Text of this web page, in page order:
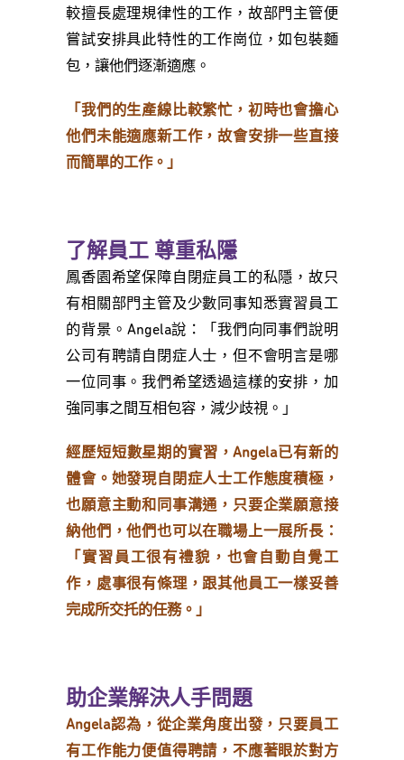
較擅長處理規律性的工作，故部門主管便
嘗試安排具此特性的工作崗位，如包裝麵
包，讓他們逐漸適應。
「我們的生產線比較繁忙，初時也會擔心
他們未能適應新工作，故會安排一些直接
而簡單的工作。」
了解員工 尊重私隱
鳳香園希望保障自閉症員工的私隱，故只
有相關部門主管及少數同事知悉實習員工
的背景。Angela說：「我們向同事們說明
公司有聘請自閉症人士，但不會明言是哪
一位同事。我們希望透過這樣的安排，加
強同事之間互相包容，減少歧視。」
經歷短短數星期的實習，Angela已有新的
體會。她發現自閉症人士工作態度積極，
也願意主動和同事溝通，只要企業願意接
納他們，他們也可以在職場上一展所長：
「實習員工很有禮貌，也會自動自覺工
作，處事很有條理，跟其他員工一樣妥善
完成所交托的任務。」
助企業解決人手問題
Angela認為，從企業角度出發，只要員工
有工作能力便值得聘請，不應著眼於對方